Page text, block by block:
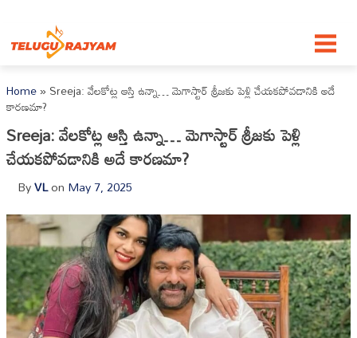
Home»Sreeja: వేలకోట్ల ఆస్తి ఉన్నా… మెగాస్టార్ శ్రీజకు పెళ్లి చేయకపోవడానికి అదే
కారణమా?
Sreeja: వేలకోట్ల ఆస్తి ఉన్నా… మెగాస్టార్ శ్రీజకు పెళ్లి
చేయకపోవడానికి అదే కారణమా?
ByVLon May 7, 2025